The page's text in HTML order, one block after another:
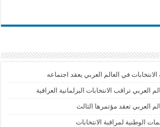
في العالم العربي يعقد اجتماعه
العربي تراقب الانتخابات البرلمانية العراقية
العربي تعقد مؤتمرها الثالث
الوطنية لمراقبة الانتخابات